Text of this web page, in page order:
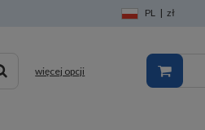
PL | zł
więcej opcji